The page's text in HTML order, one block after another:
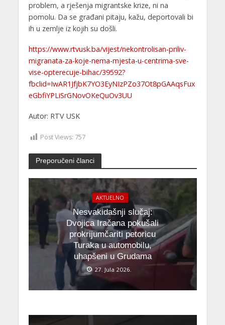
problem, a rješenja migrantske krize, ni na
pomolu. Da se građani pitaju, kažu, deportovali bi
ih u zemlje iz kojih su došli.
https://www.rtvusk.ba/vijest/nekontrolisan-priliv-
migranata-za-koje-nema-mjesta-u-centrima-sve-
vise-opterecuje-bihac/39592?
fbclid=IwAR1JfjbK7YO3EyNIzPZo37Ot8pGAAqsFux
eGbfiYPLiSrGNovOKeQuOv3UU
Autor: RTV USK
Post Views: 757
Preporučeni članci
AKTUELNO
Nesvakidašnji slučaj:
Dvojica Iračana pokušali
prokrijumčariti petoricu
Turaka u automobilu,
uhapšeni u Grudama
27. Jula 2026.